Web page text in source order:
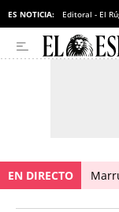
ES NOTICIA: Editoral - El
EN DIRECTO